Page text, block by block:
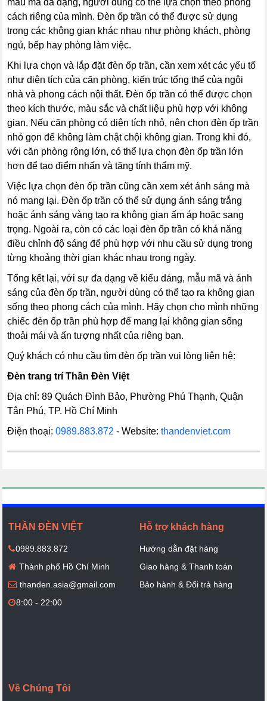
mẫu mã đa dạng, người dùng có thể lựa chọn theo phong
cách riêng của mình. Đèn ốp trần có thể được sử dụng
trong các không gian khác nhau như phòng khách, phòng
ngủ, bếp hay phòng làm việc.
Khi lựa chọn và lắp đặt đèn ốp trần, cần xem xét các yếu tố
như diện tích của căn phòng, kiến ​​trúc tổng thể của ngôi
nhà và phong cách nội thất. Đèn ốp trần có thể được chọn
theo kích thước, màu sắc và chất liệu phù hợp với không
gian. Nếu căn phòng có diện tích nhỏ, nên chọn đèn ốp trần
nhỏ gọn để không làm chật chội không gian. Trong khi đó,
với căn phòng rộng lớn, có thể lựa chọn đèn ốp trần lớn
hơn để tạo điểm nhấn và tăng tính thẩm mỹ.
Việc lựa chọn đèn ốp trần cũng cần xem xét ánh sáng mà
nó mang lại. Đèn ốp trần có thể sử dụng ánh sáng trắng
hoặc ánh sáng vàng tạo ra không gian ấm áp hoặc sang
trọng. Ngoài ra, còn có các loại đèn ốp trần có khả năng
điều chỉnh độ sáng để phù hợp với nhu cầu sử dụng trong
từng khoảng thời gian khác nhau trong ngày.
Tổng kết lại, với sự đa dạng về kiểu dáng, mẫu mã và ánh
sáng của đèn ốp trần, người dùng có thể tạo ra không gian
sống theo phong cách của mình. Hãy chọn cho mình những
chiếc đèn ốp trần phù hợp để mang lại không gian sống
thoải mái và ấn tượng nhất của riêng bạn.
Quý khách có nhu cầu tìm đèn ốp trần vui lòng liên hệ:
Đèn trang trí Thần Đèn Việt
Địa chỉ: 89 Quách Đình Bảo, Phường Phú Thạnh, Quận
Tân Phú, TP. Hồ Chí Minh
Điện thoại:0989.883.872 - Website:thandenviet.com
THẦN ĐÈN VIỆT
0989.883.872
Thành phố Hồ Chí Minh
thanden.asia@gmail.com
8:00 - 22:00
Hỗ trợ khách hàng
Hướng dẫn đặt hàng
Giao hàng & Thanh toán
Bảo hành & Đổi trả hàng
Về Chúng Tôi